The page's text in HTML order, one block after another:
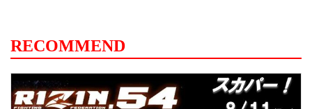
Instagramアカウント 公式Instagramアカウ
ントでは、PLAYBACK PHOTOS、ハイラ
イト動画、チャーリーガイドなど、ビジュ
アルで楽しめるコンテンツを発信している
ぞ！是非、RIZI...
RECOMMEND